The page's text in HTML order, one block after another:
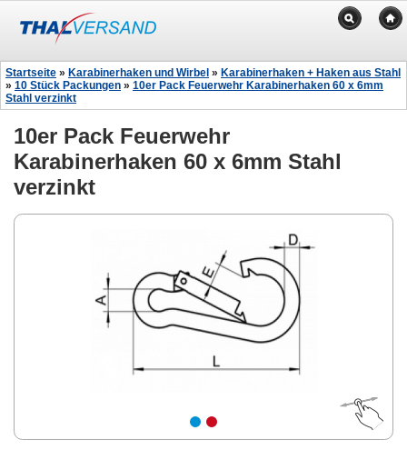
Startseite » Karabinerhaken und Wirbel » Karabinerhaken + Haken aus Stahl
» 10 Stück Packungen » 10er Pack Feuerwehr Karabinerhaken 60 x 6mm
Stahl verzinkt
10er Pack Feuerwehr
Karabinerhaken 60 x 6mm Stahl
verzinkt